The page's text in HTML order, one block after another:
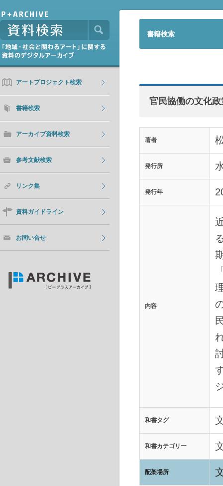
アートプロジェクト検索
書籍検索
アーカイブ資料検索
参考文献検索
リンク集
資料ガイドライン
お問い合せ
書籍検索
官民協働の文化
著者
発行所
発行年
内容
和書タグ
和書カテゴリー
配架場所